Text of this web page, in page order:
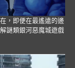
，即便在最遙遠的邊
謎類銀河惡魔城遊戲